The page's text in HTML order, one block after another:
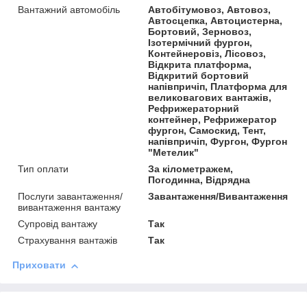
Вантажний автомобіль
Автобітумовоз, Автовоз,
Автосцепка, Автоцистерна,
Бортовий, Зерновоз,
Ізотермічний фургон,
Контейнеровіз, Лісовоз,
Відкрита платформа,
Відкритий бортовий
напівпричіп, Платформа для
великовагових вантажів,
Рефрижераторний
контейнер, Рефрижератор
фургон, Самоскид, Тент,
напівпричіп, Фургон, Фургон
"Метелик"
Тип оплати
За кілометражем,
Погодинна, Відрядна
Послуги завантаження/
вивантаження вантажу
Завантаження/Вивантаження
Супровід вантажу
Так
Страхування вантажів
Так
Приховати